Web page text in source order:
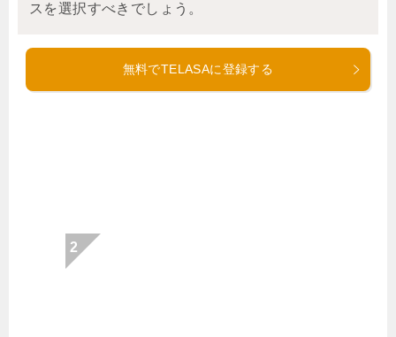
スを選択すべきでしょう。
無料でTELASAに登録する